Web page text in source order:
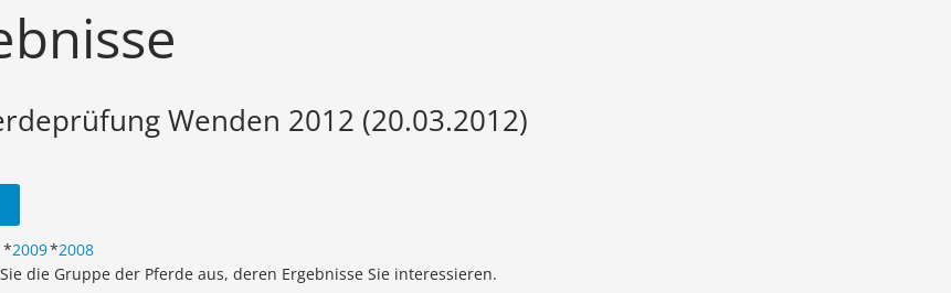
Wenden 2012 (20.03.2012)
*2009*2008
die Gruppe der Pferde aus, deren Ergebnisse Sie interessieren.